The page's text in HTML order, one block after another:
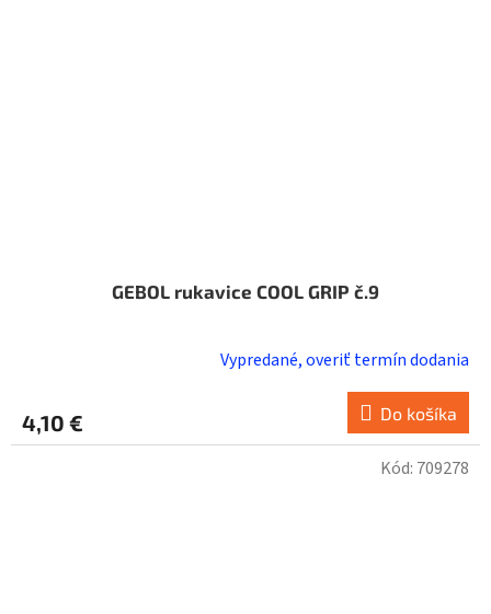
GEBOL rukavice COOL GRIP č.9
Vypredané, overiť termín dodania
4,10 € Do košíka
Kód: 709278